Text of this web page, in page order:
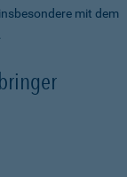
mit dem